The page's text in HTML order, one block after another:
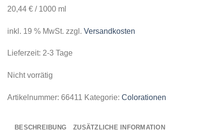
20,44 € / 1000 ml
inkl. 19 % MwSt. zzgl. Versandkosten
Lieferzeit: 2-3 Tage
Nicht vorrätig
Artikelnummer: 66411 Kategorie: Colorationen
BESCHREIBUNG ZUSÄTZLICHE INFORMATION